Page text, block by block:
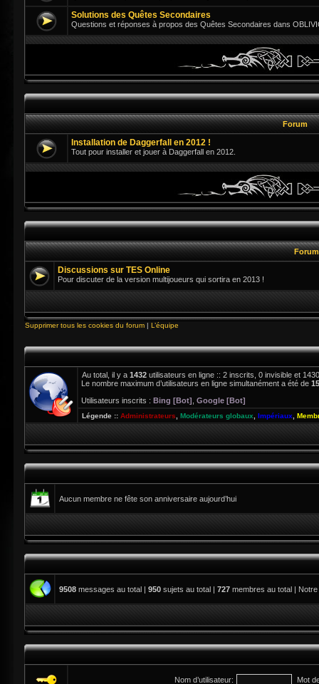
Solutions des Quêtes Secondaires
Questions et réponses à propos des Quêtes Secondaires dans
Forum
Installation de Daggerfall en 2012 !
Tout pour installer et jouer à Daggerfall en 2012.
Discussions sur TES Online
Pour discuter de la version multijoueurs qui sortira en 2013 !
Supprimer tous les cookies du forum | L’équipe
Au total, il y a 1432 utilisateurs en ligne :: 2 inscrits, 0 invisible et
Le nombre maximum d’utilisateurs en ligne simultanément a été de
Utilisateurs inscrits : Bing [Bot] Google [Bot]
Légende :: Administrateurs Modérateurs globaux Impériaux
Aucun membre ne fête son anniversaire aujourd’hui
9508 messages au total | 950 sujets au total | 727 membres au total |
Nom d’utilisateur: Mot